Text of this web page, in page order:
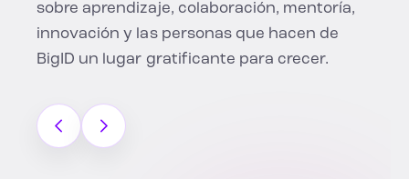
sobre aprendizaje, colaboración, mentoría,
innovación y las personas que hacen de
BigID un lugar gratificante para crecer.